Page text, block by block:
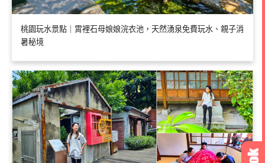
桃園玩水景點｜霄裡石母娘娘浣衣池，天然湧泉免費玩水、親子消
暑秘境